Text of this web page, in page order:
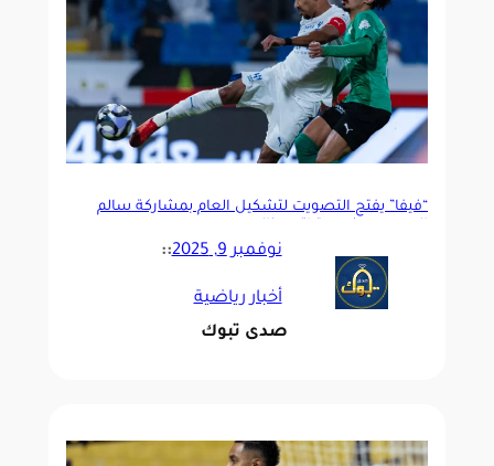
“فيفا” يفتح التصويت لتشكيل العام بمشاركة سالم
نوفمبر 9, 2025 ::
أخبار رياضية
صدى تبوك